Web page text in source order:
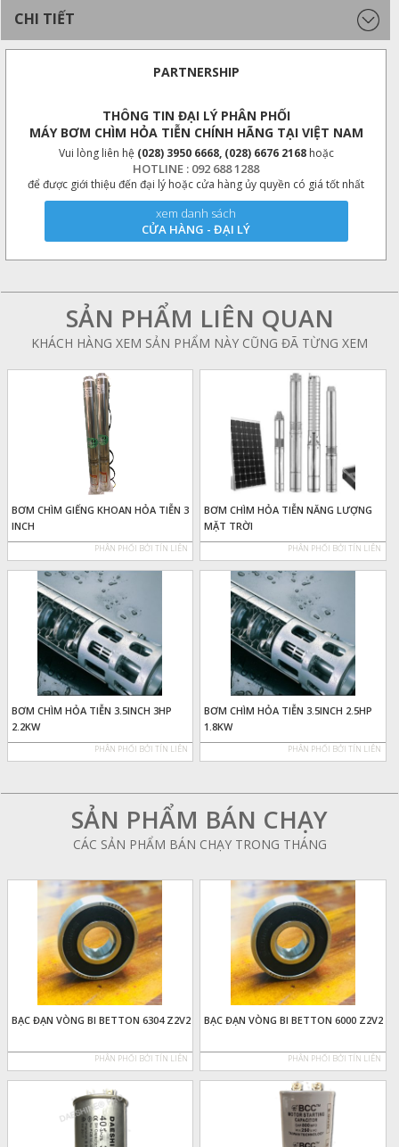
CHI TIẾT
PARTNERSHIP
THÔNG TIN ĐẠI LÝ PHÂN PHỐI
MÁY BƠM CHÌM HỎA TIỄN CHÍNH HÃNG TẠI VIỆT NAM
Vui lòng liên hệ (028) 3950 6668, (028) 6676 2168hoặc
HOTLINE : 092 688 1288
để được giới thiệu đến đại lý hoặc cửa hàng ủy quyền có giá tốt nhất
xem danh sách
CỬA HÀNG - ĐẠI LÝ
SẢN PHẨM LIÊN QUAN
KHÁCH HÀNG XEM SẢN PHẨM NÀY CŨNG ĐÃ TỪNG XEM
BƠM CHÌM GIẾNG KHOAN HỎA TIỄN 3
INCH
PHÂN PHỐI BỞI TÍN LIÊN
BƠM CHÌM HỎA TIỄN NĂNG LƯỢNG
MẶT TRỜI
PHÂN PHỐI BỞI TÍN LIÊN
BƠM CHÌM HỎA TIỄN 3.5INCH 3HP
2.2KW
PHÂN PHỐI BỞI TÍN LIÊN
BƠM CHÌM HỎA TIỄN 3.5INCH 2.5HP
1.8KW
PHÂN PHỐI BỞI TÍN LIÊN
SẢN PHẨM BÁN CHẠY
CÁC SẢN PHẨM BÁN CHẠY TRONG THÁNG
BẠC ĐẠN VÒNG BI BETTON 6304 Z2V2
PHÂN PHỐI BỞI TÍN LIÊN
BẠC ĐẠN VÒNG BI BETTON 6000 Z2V2
PHÂN PHỐI BỞI TÍN LIÊN